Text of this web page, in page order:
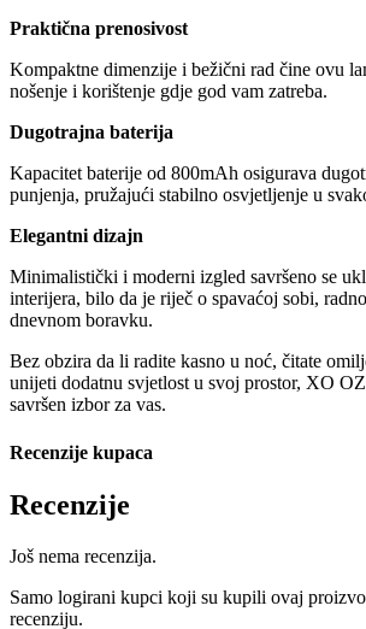
Praktična prenosivost
Kompaktne dimenzije i bežični rad čine ovu
nošenje i korištenje gdje god vam zatreba.
Dugotrajna baterija
Kapacitet baterije od 800mAh osigurava
punjenja, pružajući stabilno osvjetljenje u
Elegantni dizajn
Minimalistički i moderni izgled savršeno se
interijera, bilo da je riječ o spavaćoj sobi,
dnevnom boravku.
Bez obzira da li radite kasno u noć, čitate
unijeti dodatnu svjetlost u svoj prostor, XO
savršen izbor za vas.
Recenzije kupaca
Recenzije
Još nema recenzija.
Samo logirani kupci koji su kupili ovaj
recenziju.